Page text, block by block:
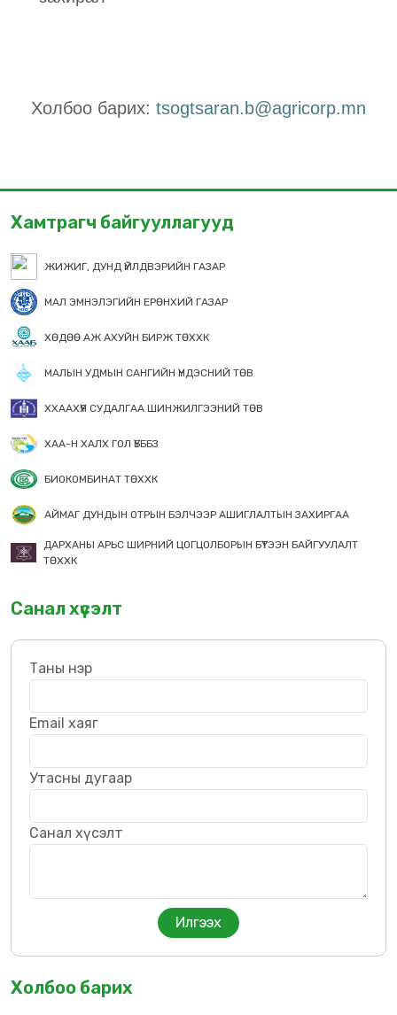
Холбоо барих: tsogtsaran.b@agricorp.mn
Хамтрагч байгууллагууд
ЖИЖИГ, ДУНД ҮЙЛДВЭРИЙН ГАЗАР
МАЛ ЭМНЭЛЭГИЙН ЕРӨНХИЙ ГАЗАР
ХӨДӨӨ АЖ АХУЙН БИРЖ ТӨХХК
МАЛЫН УДМЫН САНГИЙН ҮНДЭСНИЙ ТӨВ
ХХААХҮЯ СУДАЛГАА ШИНЖИЛГЭЭНИЙ ТӨВ
ХАА-Н ХАЛХ ГОЛ ҮБББЗ
БИОКОМБИНАТ ТӨХХК
АЙМАГ ДУНДЫН ОТРЫН БЭЛЧЭЭР АШИГЛАЛТЫН ЗАХИРГАА
ДАРХАНЫ АРЬС ШИРНИЙ ЦОГЦОЛБОРЫН БҮТЭЭН БАЙГУУЛАЛТ
ТӨХХК
Санал хүсэлт
Таны нэр
Email хаяг
Утасны дугаар
Санал хүсэлт
Холбоо барих